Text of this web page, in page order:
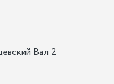
Вал 2